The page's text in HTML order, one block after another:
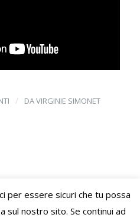
/ DAVIRGINIE SIMONET
Letitia Simonet - Alessandria
PEC:
per essere sicuri che tu possa
sul nostro sito. Se continui ad